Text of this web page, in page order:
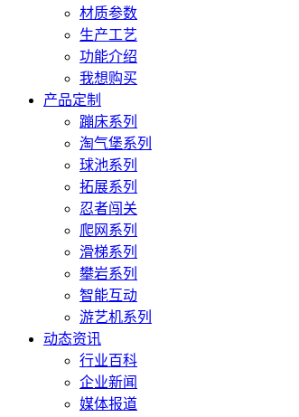
材质参数
生产工艺
功能介绍
我想购买
产品定制
蹦床系列
淘气堡系列
球池系列
拓展系列
忍者闯关
爬网系列
滑梯系列
攀岩系列
智能互动
游艺机系列
动态资讯
行业百科
企业新闻
媒体报道